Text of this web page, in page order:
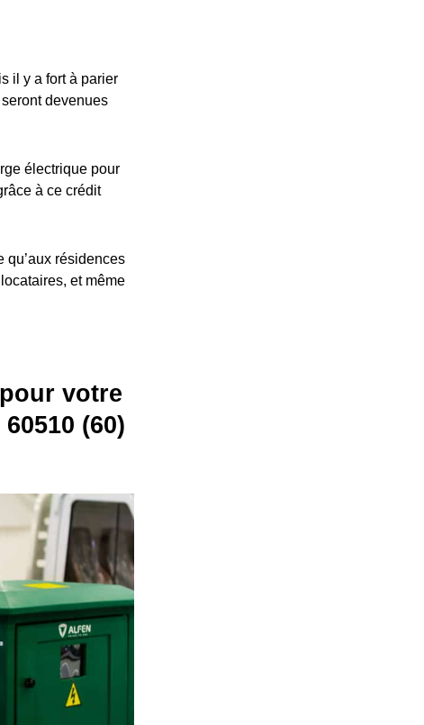
il y a fort à parier
devenues
électrique pour
à ce crédit
qu’aux résidences
et même
votre
(60)